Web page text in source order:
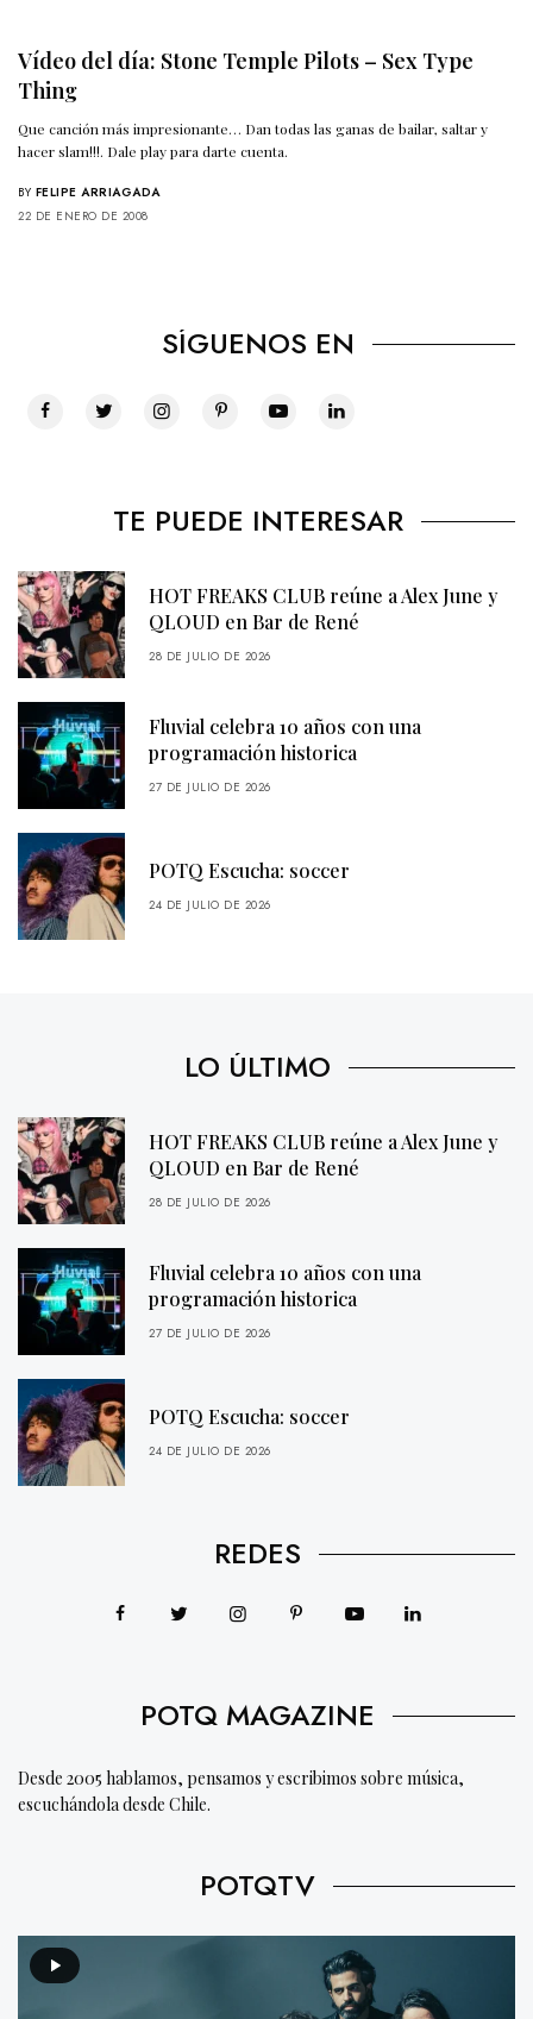
Vídeo del día: Stone Temple Pilots – Sex Type
Thing
Que canción más impresionante… Dan todas las ganas de bailar, saltar y
hacer slam!!!. Dale play para darte cuenta.
BY FELIPE ARRIAGADA
22 DE ENERO DE 2008
SÍGUENOS EN
TE PUEDE INTERESAR
HOT FREAKS CLUB reúne a Alex June y
QLOUD en Bar de René
28 DE JULIO DE 2026
Fluvial celebra 10 años con una
programación historica
27 DE JULIO DE 2026
POTQ Escucha: soccer
24 DE JULIO DE 2026
LO ÚLTIMO
HOT FREAKS CLUB reúne a Alex June y
QLOUD en Bar de René
28 DE JULIO DE 2026
Fluvial celebra 10 años con una
programación historica
27 DE JULIO DE 2026
POTQ Escucha: soccer
24 DE JULIO DE 2026
REDES
POTQ MAGAZINE
Desde 2005 hablamos, pensamos y escribimos sobre música,
escuchándola desde Chile.
POTQTV